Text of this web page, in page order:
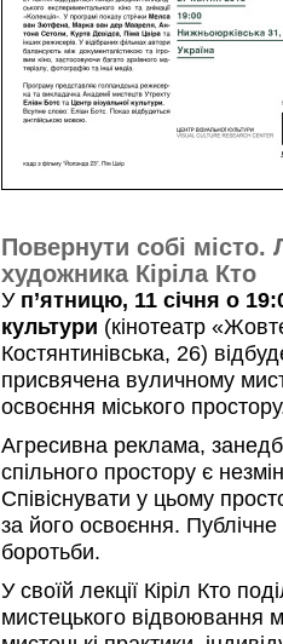
Повернути собі місто.
художника Кіріла Кто
У п’ятницю, 11 січня о
культури (кінотеатр
Костянтинівська, 26)
присвячена вуличному
освоєння міського
Агресивна реклама,
спільного простору є
Співіснувати у цьому
за його освоєння. Публічне
боротьби.
У своїй лекції Кіріл Кто
мистецького відвоювання